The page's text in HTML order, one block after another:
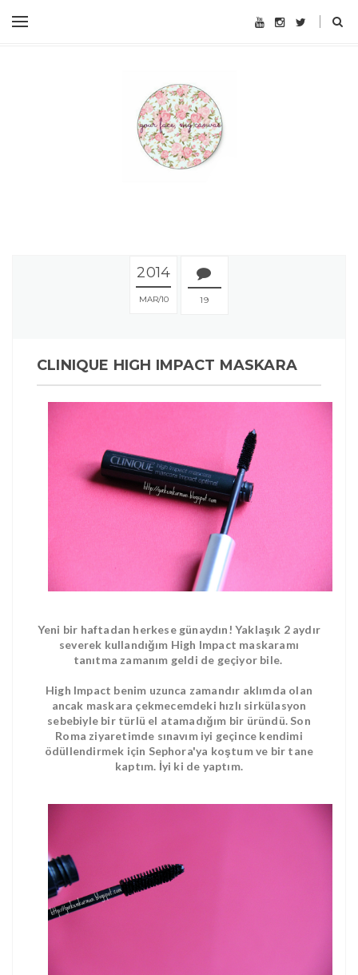
2014
MAR 10 19
CLINIQUE HIGH IMPACT MASKARA
Yeni bir haftadan herkese günaydın! Yaklaşık 2 aydır
severek kullandığım High Impact maskaramı
tanıtma zamanım geldi de geçiyor bile.
High Impact benim uzunca zamandır aklımda olan
ancak maskara çekmecemdeki hızlı sirkülasyon
sebebiyle bir türlü el atamadığım bir üründü. Son
Roma ziyaretimde sınavım iyi geçince kendimi
ödüllendirmek için Sephora'ya koştum ve bir tane
kaptım. İyi ki de yaptım.